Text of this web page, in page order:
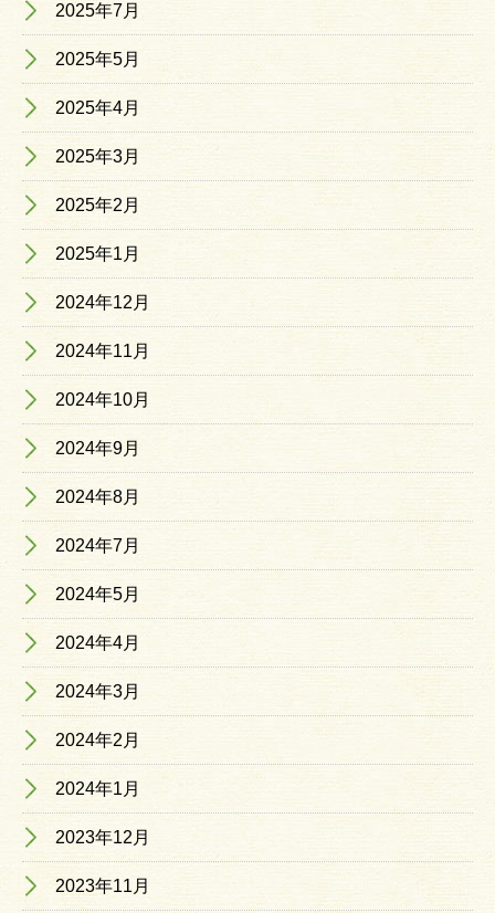
2025年7月
2025年5月
2025年4月
2025年3月
2025年2月
2025年1月
2024年12月
2024年11月
2024年10月
2024年9月
2024年8月
2024年7月
2024年5月
2024年4月
2024年3月
2024年2月
2024年1月
2023年12月
2023年11月